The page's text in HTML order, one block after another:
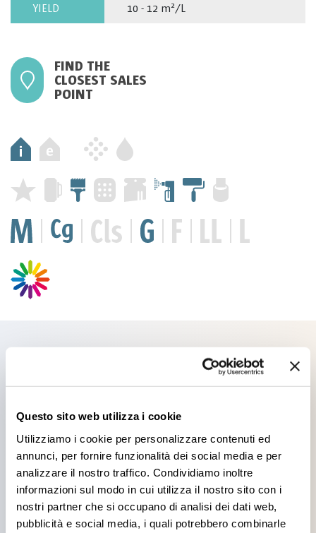
Questo sito web utilizza i cookie
Utilizziamo i cookie per personalizzare contenuti ed
annunci, per fornire funzionalità dei social media e per
analizzare il nostro traffico. Condividiamo inoltre
informazioni sul modo in cui utilizza il nostro sito con i
nostri partner che si occupano di analisi dei dati web,
pubblicità e social media, i quali potrebbero combinarle
YIELD 10 - 12 m²/L
FIND THE
CLOSEST SALES
POINT
Products you might be
interested in